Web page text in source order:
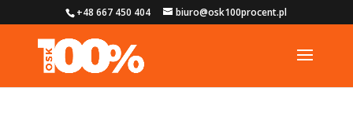
+48 667 450 404 biuro@osk100procent.pl